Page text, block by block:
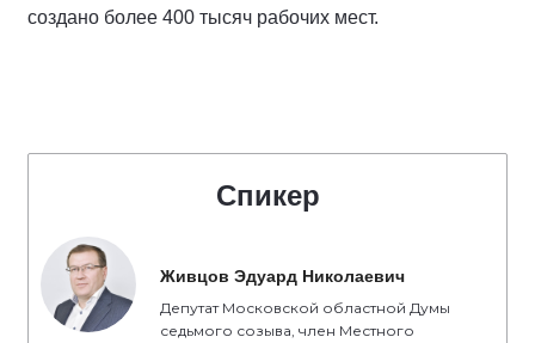
создано более 400 тысяч рабочих мест.
Спикер
Живцов Эдуард Николаевич
Депутат Московской областной Думы
седьмого созыва, член Местного